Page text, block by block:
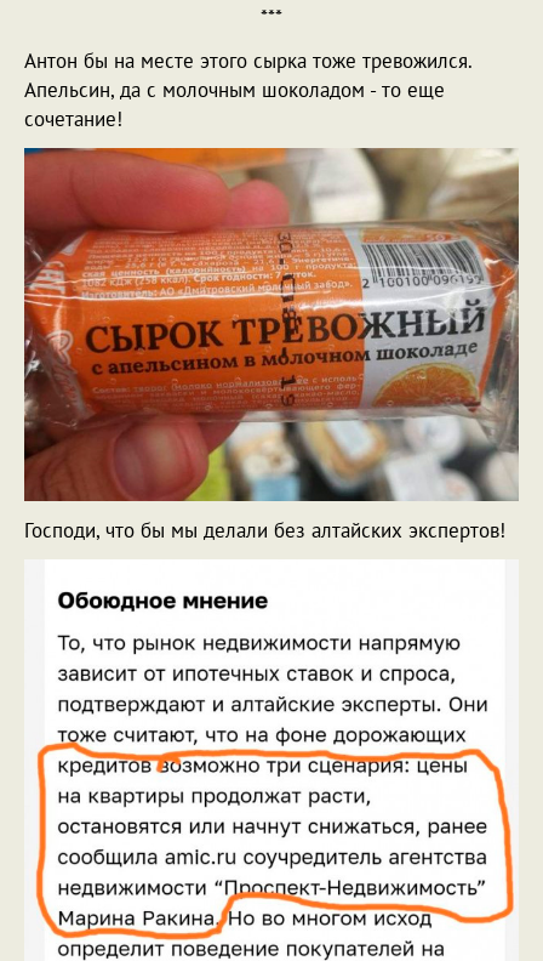
***
Антон бы на месте этого сырка тоже тревожился.
Апельсин, да с молочным шоколадом - то еще
сочетание!
Господи, что бы мы делали без алтайских экспертов!